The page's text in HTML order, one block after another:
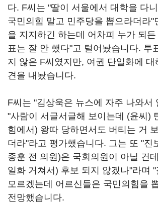
다. F씨는 "딸이 서울에서 대학을 다
국민의힘 말고 민주당을 뽑으라더라"
을 지지하긴 하는데 어차피 누가 되
표는 잘 안 했다"고 털어놨습니다. 투
지 않은 F씨였지만, 여권 단일화에 대
견을 내놨습니다.
F씨는 "김상욱은 뉴스에 자주 나와서
"사람이 서글서글해 보이는데 (윤씨)
힘에서) 왕따 당하면서도 버티는 거
더라"라고 평가했습니다. 그는 또 "진
종훈 전 의원)은 국회의원이 아닐 건
일화 거쳐서) 후보 되지 않겠나"라며
모르겠는데 어르신들은 국민의힘을
전망했습니다.